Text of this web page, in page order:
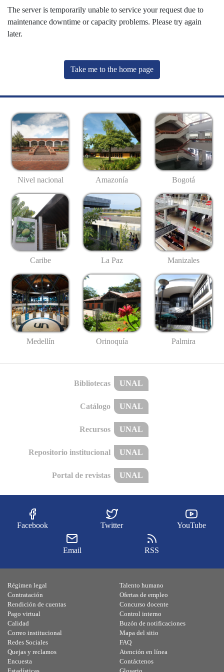
The server is temporarily unable to service your request due to
maintenance downtime or capacity problems. Please try again
later.
Take me to the home page
Nivel nacional Amazonía Bogotá
Caribe La Paz Manizales
Medellín Orinoquía Palmira
Bibliotecas UNAL
Catálogo UNAL
Recursos UNAL
Repositorio institucional UNAL
Portal de revistas UNAL
Facebook Twitter YouTube
Email RSS
Régimen legal
Contratación
Rendición de cuentas
Pago virtual
Calidad
Talento humano
Ofertas de empleo
Concurso docente
Control interno
Buzón de notificaciones
Correo institucional
Redes Sociales
Quejas y reclamos
Encuesta
Mapa del sitio
FAQ
Atención en línea
Contáctenos